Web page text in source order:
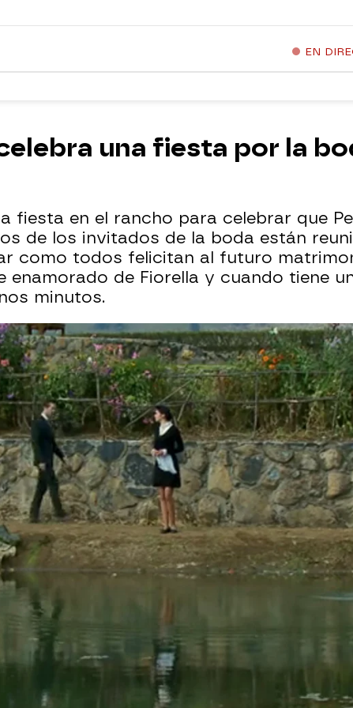
EN
una fiesta por la
fiesta en el rancho para celebrar que
de los invitados de la boda están
como todos felicitan al futuro
enamorado de Fiorella y cuando tiene
minutos.
casarse